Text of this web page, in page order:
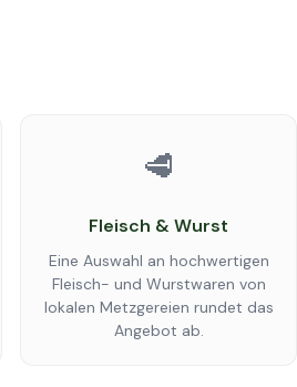
🥩
Fleisch & Wurst
Eine Auswahl an hochwertigen
Fleisch- und Wurstwaren von
lokalen Metzgereien rundet das
Angebot ab.